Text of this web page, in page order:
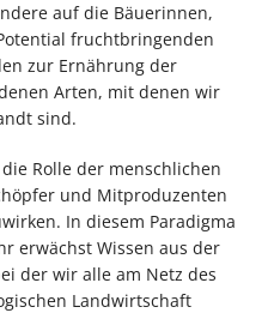
auf die Bäuerinnen,
fruchtbringenden
zur Ernährung der
Arten, mit denen wir
sind.
Rolle der menschlichen
und Mitproduzenten
In diesem Paradigma
erwächst Wissen aus der
der wir alle am Netz des
Landwirtschaft